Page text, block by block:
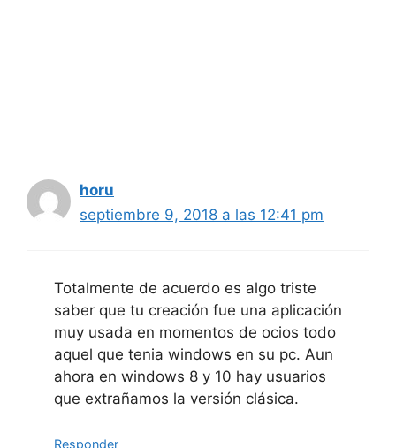
horu
septiembre 9, 2018 a las 12:41 pm
Totalmente de acuerdo es algo triste
saber que tu creación fue una aplicación
muy usada en momentos de ocios todo
aquel que tenia windows en su pc. Aun
ahora en windows 8 y 10 hay usuarios
que extrañamos la versión clásica.
Responder